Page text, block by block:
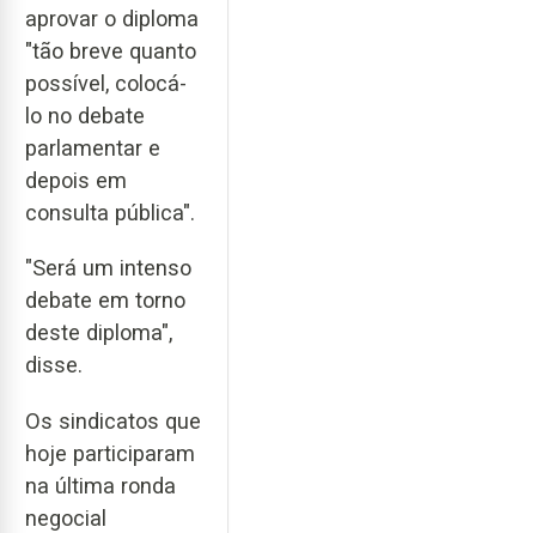
aprovar o diploma
"tão breve quanto
possível, colocá-
lo no debate
parlamentar e
depois em
consulta pública".
"Será um intenso
debate em torno
deste diploma",
disse.
Os sindicatos que
hoje participaram
na última ronda
negocial